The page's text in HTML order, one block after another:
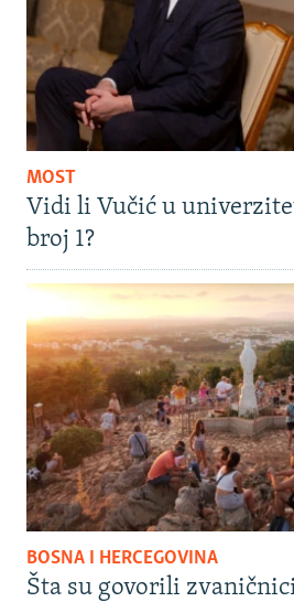
MOST
Vidi li Vučić u
broj 1?
BOSNA I HERCEGOVINA
Šta su govorili